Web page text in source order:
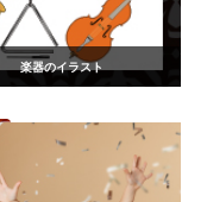
楽器のイラスト